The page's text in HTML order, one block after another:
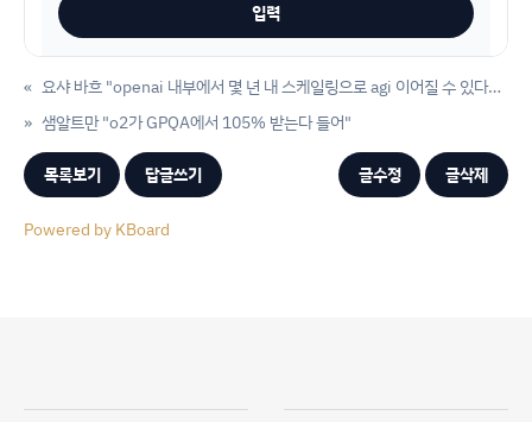
«
요샤 바흐 "openai 내부에서 몇 년 내 스케일링으로 agi 이어질 수 있다는 입장 들어"
샘알트만 "o2가 GPQA에서 105% 받는다 들어"
»
목록보기 답글쓰기 글수정 글삭제
Powered by KBoard